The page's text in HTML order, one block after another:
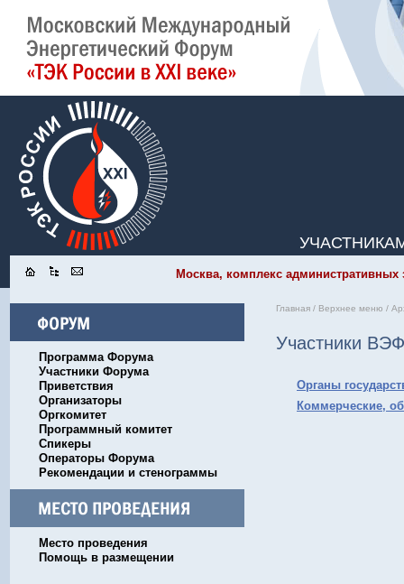
Москва, комплекс административных
Программа Форума
Участники Форума
Приветствия
Организаторы
Оргкомитет
Программный комитет
Спикеры
Операторы Форума
Рекомендации и стенограммы
Место проведения
Помощь в размещении
Главная / Верхнее меню /
Участники
Органы
Коммерческие,